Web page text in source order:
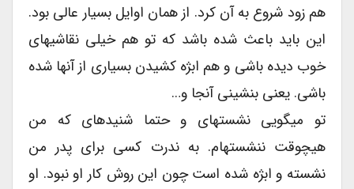
هم زود شروع به آن کرد. از همان اوایل بسیار عالی بود.
این باید باعث شده باشد که تو هم خیلی نقاشیهای
خوب دیده باشی و هم ابژه کشیدن بسیاری از آنها شده
باشی. یعنی بنشینی آنجا و…
تو میگویی نشستهای و حتما شنیدهای که من
هیچوقت ننشستهام. به ندرت کسی برای پدر من
نشسته و ابژه شده است چون این روش کار او نبود. او